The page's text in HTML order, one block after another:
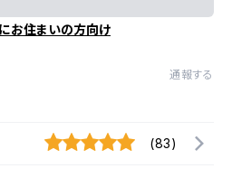
お住まいの方向け
通報する
(83)